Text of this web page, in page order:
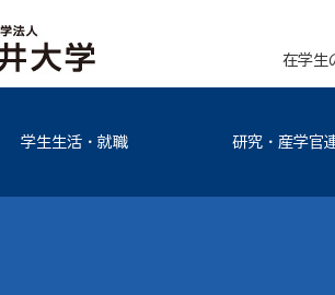
在学生
学生生活・就職 研究・産学官